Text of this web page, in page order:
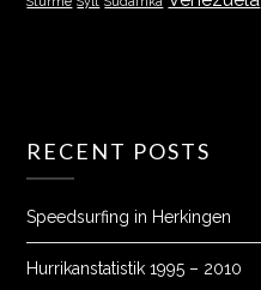
RECENT POSTS
Speedsurfing in Herkingen
Hurrikanstatistik 1995 – 2010